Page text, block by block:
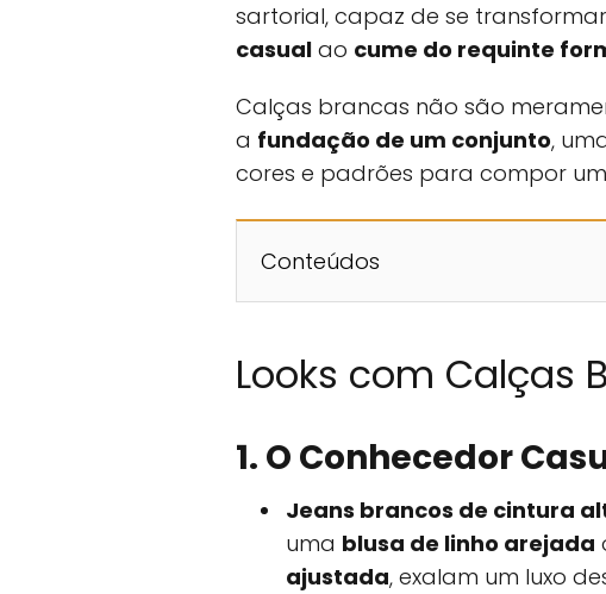
sartorial, capaz de se
casual ao cume do requinte
Calças brancas não são
a fundação de um conjunto,
cores e padrões para compor
Conteúdos
Looks com Calças
1. O Conhecedor
Jeans brancos de cintura
uma blusa de linho arejada
ajustada, exalam um luxo